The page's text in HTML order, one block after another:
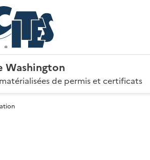
Washington
de permis et certificats